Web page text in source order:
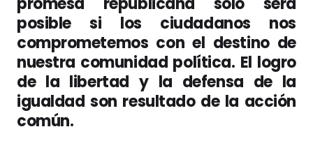
posible si los ciudadanos nos
comprometemos con el destino de
nuestra comunidad política. El logro
de la libertad y la defensa de la
igualdad son resultado de la acción
común.